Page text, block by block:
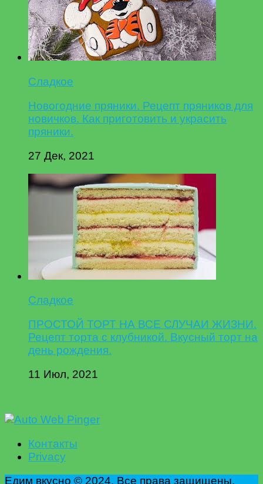
Сладкое
Новогодние пряники. Рецепт пряников для
новичков. Как приготовить и украсить
пряники.
27 Дек, 2021
Сладкое
ПРОСТОЙ ТОРТ НА ВСЕ СЛУЧАИ ЖИЗНИ.
Рецепт торта с клубникой. Вкусный торт на
день рождения.
11 Июл, 2021
Контакты
Privacy
Едим вкусно © 2024. Все права защищены.